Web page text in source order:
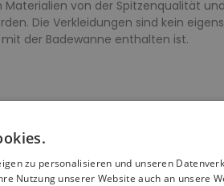
von der Spitzenqualität
Die Verkleidungen sind kein
der Badewanne enthalten ist.
zu personalisieren und unseren
Nutzung unserer Website auch an unsere